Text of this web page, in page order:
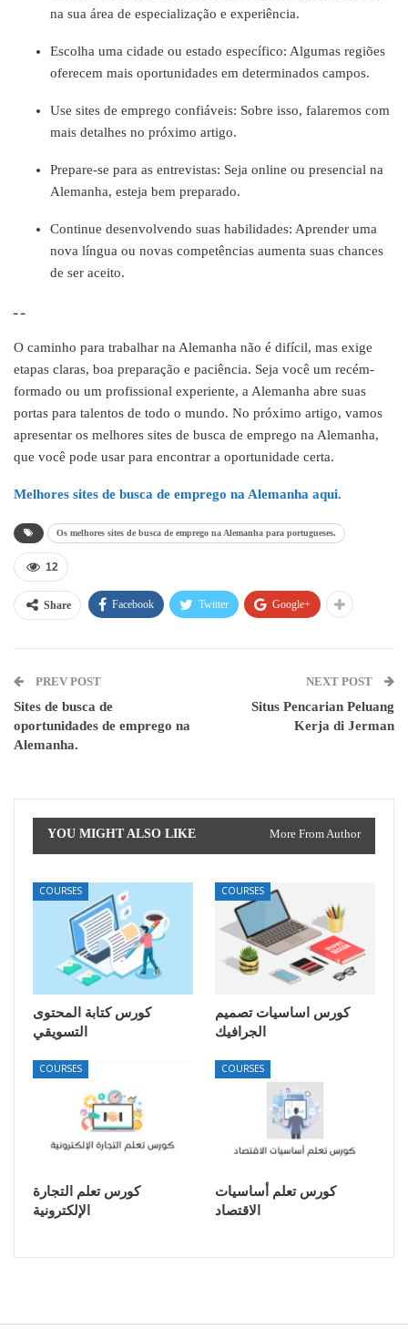
na sua área de especialização e experiência.
Escolha uma cidade ou estado específico: Algumas regiões
oferecem mais oportunidades em determinados campos.
Use sites de emprego confiáveis: Sobre isso, falaremos com
mais detalhes no próximo artigo.
Prepare-se para as entrevistas: Seja online ou presencial na
Alemanha, esteja bem preparado.
Continue desenvolvendo suas habilidades: Aprender uma
nova língua ou novas competências aumenta suas chances
de ser aceito.
ـ ـ
O caminho para trabalhar na Alemanha não é difícil, mas exige
etapas claras, boa preparação e paciência. Seja você um recém-
formado ou um profissional experiente, a Alemanha abre suas
portas para talentos de todo o mundo. No próximo artigo, vamos
apresentar os melhores sites de busca de emprego na Alemanha,
que você pode usar para encontrar a oportunidade certa.
Melhores sites de busca de emprego na Alemanha aqui.
Os melhores sites de busca de emprego na Alemanha para portugueses.
12
Share Facebook Twitter Google+
PREV POST
Sites de busca de
oportunidades de emprego na
Alemanha.
NEXT POST
Situs Pencarian Peluang
Kerja di Jerman
YOU MIGHT ALSO LIKE More From Author
COURSES
كورس كتابة المحتوى
التسويقي
COURSES
كورس اساسيات تصميم
الجرافيك
COURSES
كورس تعلم التجارة
الإلكترونية
COURSES
كورس تعلم أساسيات
الاقتصاد